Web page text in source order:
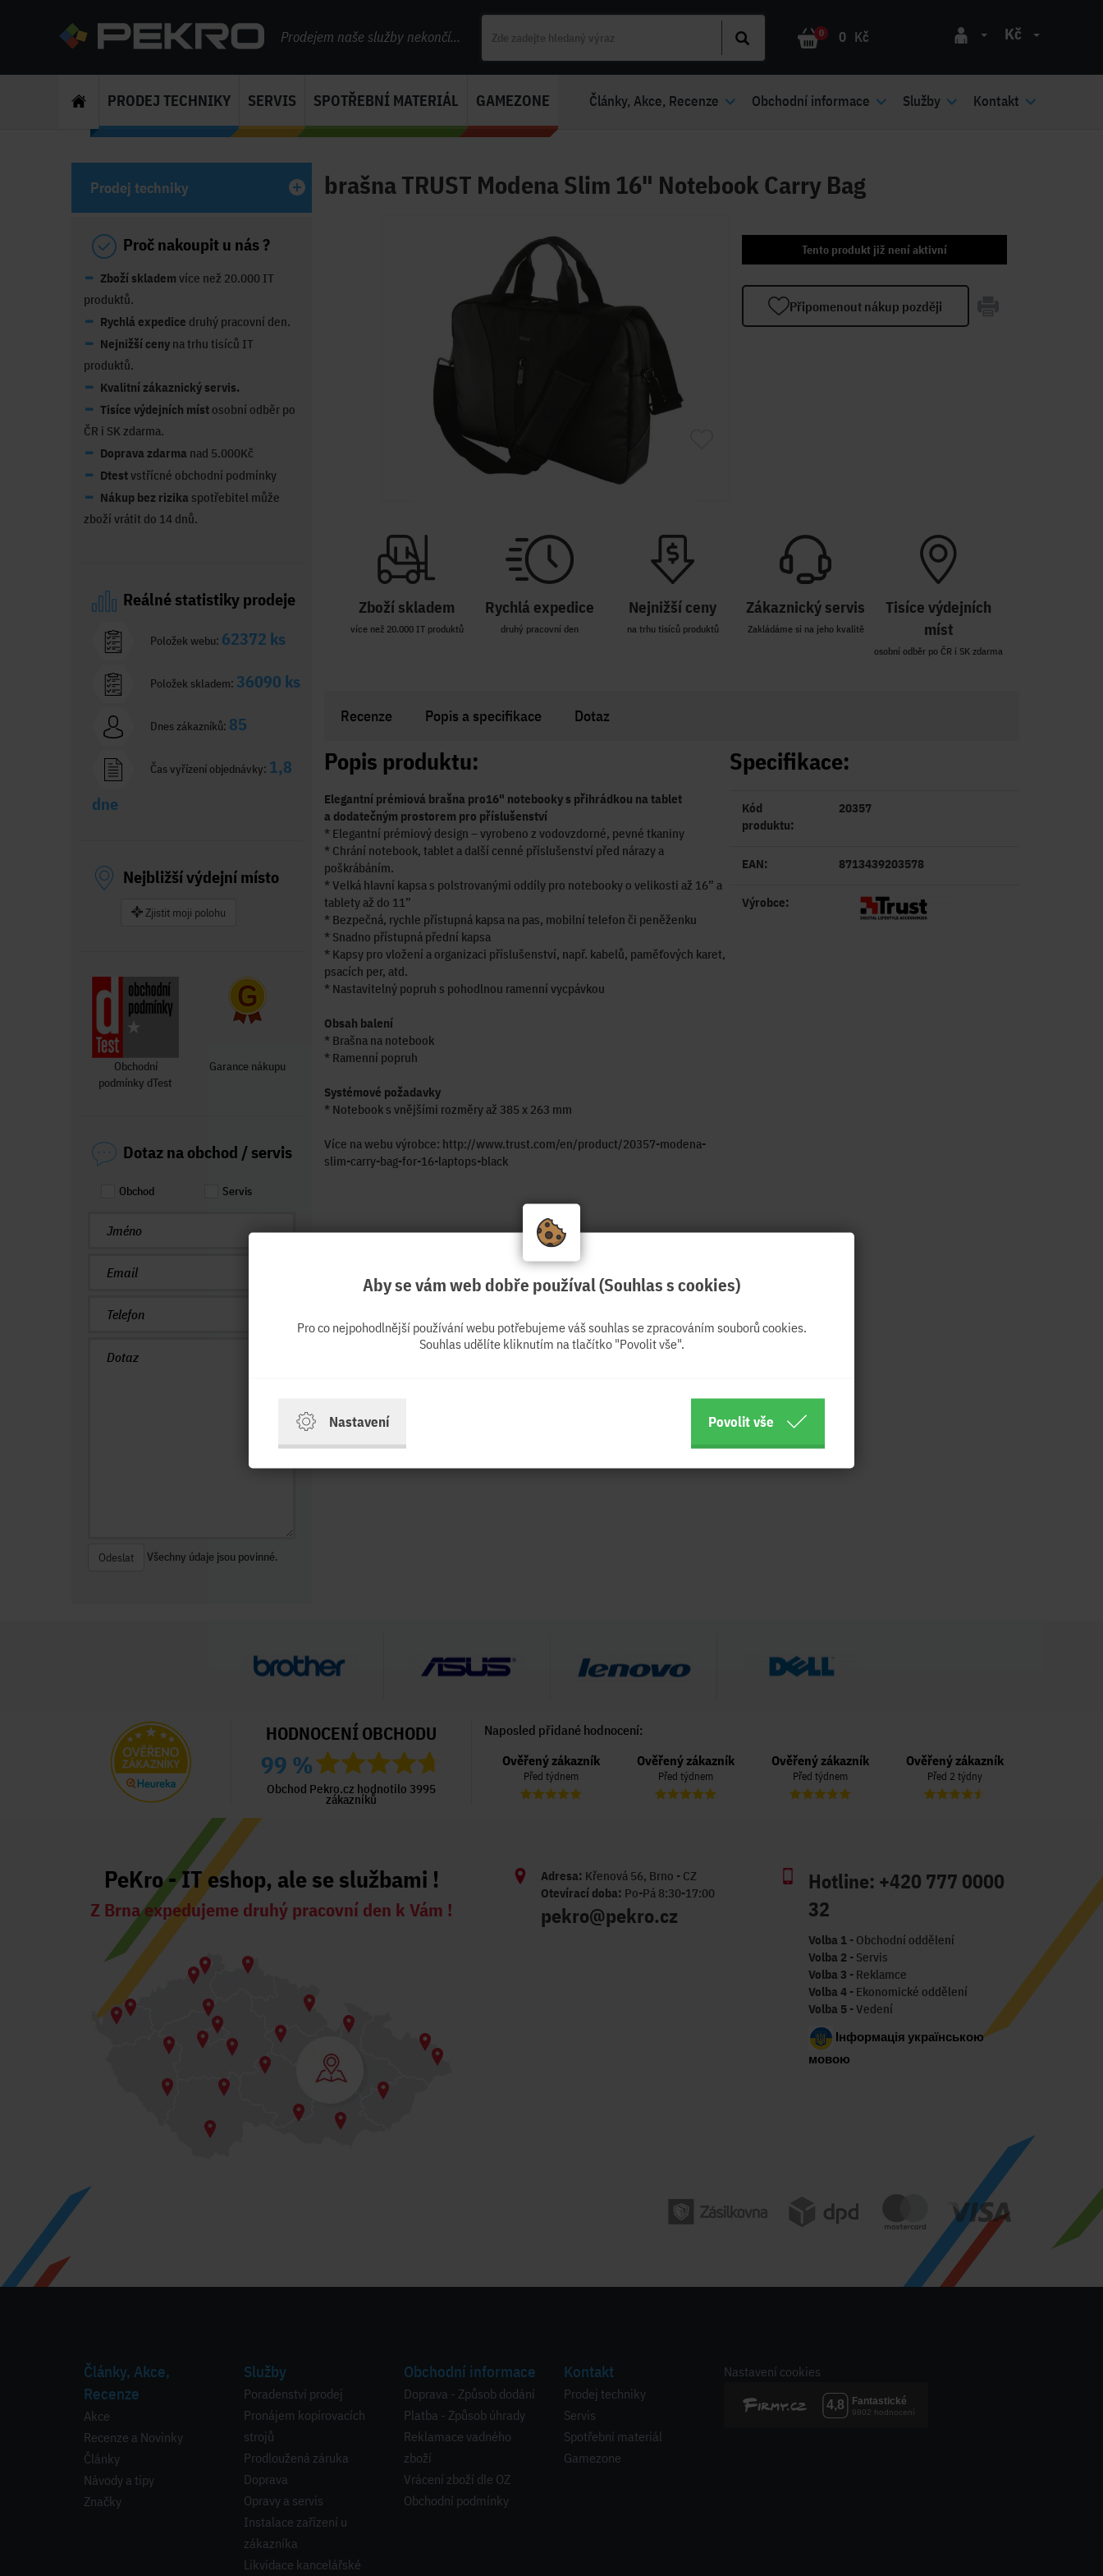
Prodejem naše služby nekončí... 0 0 Kč Kč
PRODEJ TECHNIKY SERVIS SPOTŘEBNÍ MATERIÁL GAMEZONE Články, Akce, Recenze Obchodní informace Služby Kontakt
brašna TRUST Modena Slim 16" Notebook Carry Bag
Tento produkt již není aktivní
Připomenout nákup později
Zboží skladem
více než 20.000 IT produktů
Rychlá expedice
druhý pracovní den
Nejnižší ceny
na trhu tisíců produktů
Zákaznický servis
Zakládáme si na jeho kvalitě
Tisíce výdejních
míst
osobní odběr po ČR i SK zdarma
Recenze Popis a specifikace Dotaz
Popis produktu:
Elegantní prémiová brašna pro16" notebooky s přihrádkou na tablet
a dodatečným prostorem pro příslušenství
* Elegantní prémiový design – vyrobeno z vodovzdorné, pevné tkaniny
* Chrání notebook, tablet a další cenné příslušenství před nárazy a
poškrábáním.
* Velká hlavní kapsa s polstrovanými oddíly pro notebooky o velikosti až 16” a
tablety až do 11”
* Bezpečná, rychle přístupná kapsa na pas, mobilní telefon či peněženku
* Snadno přístupná přední kapsa
* Kapsy pro vložení a organizaci příslušenství, např. kabelů, paměťových karet,
psacích per, atd.
* Nastavitelný popruh s pohodlnou ramenní vycpávkou
Obsah balení
* Brašna na notebook
* Ramenní popruh
Systémové požadavky
* Notebook s vnějšími rozměry až 385 x 263 mm
Více na webu výrobce: http://www.trust.com/en/product/20357-modena-
slim-carry-bag-for-16-laptops-black
Specifikace:
Kód
produktu:
20357
EAN: 8713439203578
Výrobce:
Prodej techniky
Proč nakoupit u nás ?
Zboží skladem více než 20.000 IT
produktů.
Rychlá expedice druhý pracovní den.
Nejnižší ceny na trhu tisíců IT
produktů.
Kvalitní zákaznický servis.
Tisíce výdejních míst osobní odběr po
ČR i SK zdarma.
Doprava zdarma nad 5.000Kč
Dtestvstřícné obchodní podmínky
Nákup bez rizika spotřebitel může
zboží vrátit do 14 dnů.
Reálné statistiky prodeje
Položek webu: 62372 ks
Položek skladem: 36090 ks
Dnes zákazníků: 85
Čas vyřízení objednávky: 1,8
dne
Nejbližší výdejní místo
Zjistit moji polohu
Obchodní
podmínky dTest
Garance nákupu
Dotaz na obchod / servis
Obchod Servis
Odeslat Všechny údaje jsou povinné.
HODNOCENÍ OBCHODU
99 %
Obchod Pekro.cz hodnotilo 3995
zákazníků
Naposled přidané hodnocení:
Ověřený zákazník
Před 3 dny
Ověřený zákazník
Před 3 dny
Ověřený zákazník
Před týdnem
Ověřený zákazník
Před týdnem
Ověřený zákazník
Před týdnem
Ověřený zákazník
Před týdnem
Ověřený zákazník
Před 2 týdny
PeKro - IT eshop, ale se službami !
Z Brna expedujeme druhý pracovní den k Vám !
Adresa: Křenová 56, Brno - CZ
Otevírací doba: Po-Pá 8:30-17:00
pekro@pekro.cz
Hotline: +420 777 0000
32
Volba 1 - Obchodní oddělení
Volba 2 - Servis
Volba 3 - Reklamce
Volba 4 - Ekonomické oddělení
Volba 5 - Vedení
Інформація українською
мовою
Články, Akce,
Recenze
Akce
Recenze a Novinky
Články
Návody a tipy
Značky
Služby
Poradenství prodej
Pronájem kopírovacích
strojů
Prodloužená záruka
Doprava
Opravy a servis
Instalace zařízení u
zákazníka
Likvidace kancelářské
Obchodní informace
Doprava - Způsob dodání
Platba - Způsob úhrady
Reklamace vadného
zboží
Vrácení zboží dle OZ
Obchodní podmínky
Kontakt
Prodej techniky
Servis
Spotřební materiál
Gamezone
Nastavení cookies
Aby se vám web dobře používal (Souhlas s cookies)
Pro co nejpohodlnější používání webu potřebujeme váš souhlas se zpracováním souborů cookies.
Souhlas udělíte kliknutím na tlačítko "Povolit vše".
Nastavení Povolit vše